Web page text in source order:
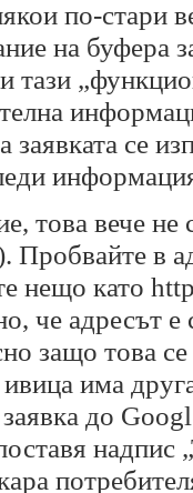
по-стари
на буфера
тази
заявката се
това вече
Пробвайте в
нещо като
че адресът е
защо това
има
до
надпис